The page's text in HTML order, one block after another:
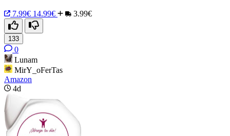
7.99€ 14.99€ 3.99€
133
0
Lunam
MirY_oFerTas
Amazon
4d